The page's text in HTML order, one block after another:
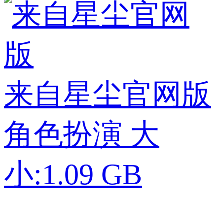
来自星尘官网版
角色扮演 大
小:1.09 GB